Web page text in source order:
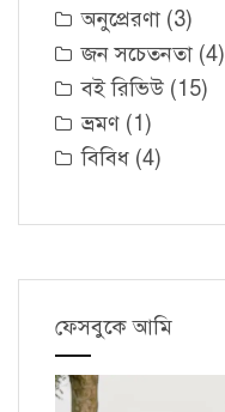
অনুপ্রেরণা (3)
জন সচেতনতা (4)
বই রিভিউ (15)
ভ্রমণ (1)
বিবিধ (4)
ফেসবুকে আমি